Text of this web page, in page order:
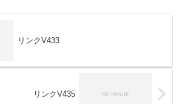
リンクV433
リンクV435